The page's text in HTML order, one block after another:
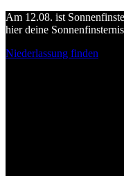
Am 12.08. ist
hier deine
Niederlassung finden